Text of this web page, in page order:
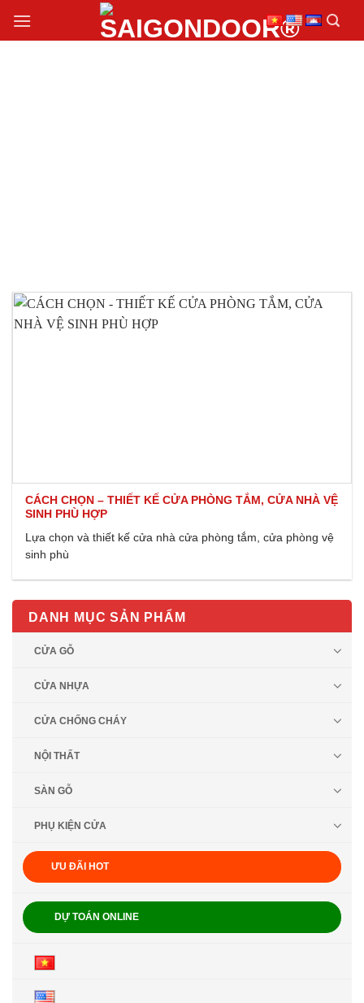
đến
CÁCH CHỌN – THIẾT KẾ CỬA PHÒNG TẮM, CỬA NHÀ VỆ
SINH PHÙ HỢP
Lựa chọn và thiết kế cửa nhà cửa phòng tắm, cửa phòng vệ
sinh phù
DANH MỤC SẢN PHẨM
CỬA GỖ
CỬA NHỰA
CỬA CHỐNG CHÁY
NỘI THẤT
SÀN GỖ
PHỤ KIỆN CỬA
ƯU ĐÃI HOT
DỰ TOÁN ONLINE